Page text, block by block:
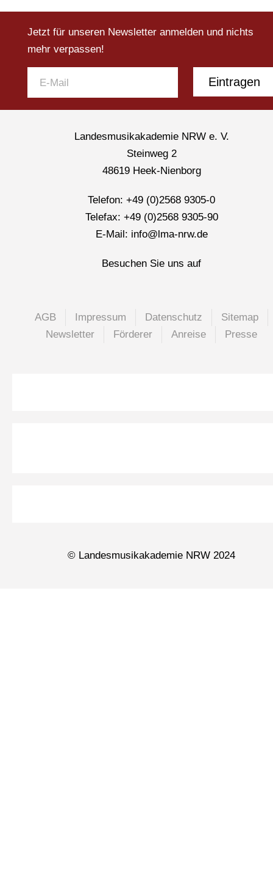
Jetzt für unseren Newsletter anmelden und nichts
mehr verpassen!
Eintragen
Landesmusikakademie NRW e. V.
Steinweg 2
48619 Heek-Nienborg
Telefon: +49 (0)2568 9305-0
Telefax: +49 (0)2568 9305-90
E-Mail: info@lma-nrw.de
Besuchen Sie uns auf
AGB Impressum Datenschutz
Sitemap
Newsletter
Förderer Anreise Presse
© Landesmusikakademie NRW 2024